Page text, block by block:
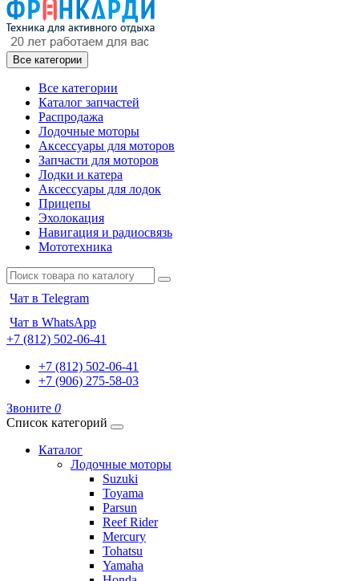
Все категории
Все категории
Каталог запчастей
Распродажа
Лодочные моторы
Аксессуары для моторов
Запчасти для моторов
Лодки и катера
Аксессуары для лодок
Прицепы
Эхолокация
Навигация и радиосвязь
Мототехника
Чат в Telegram
Чат в WhatsApp
+7 (812) 502-06-41
+7 (812) 502-06-41
+7 (906) 275-58-03
Звоните 0
Список категорий
Каталог
Лодочные моторы
Suzuki
Toyama
Parsun
Reef Rider
Mercury
Tohatsu
Yamaha